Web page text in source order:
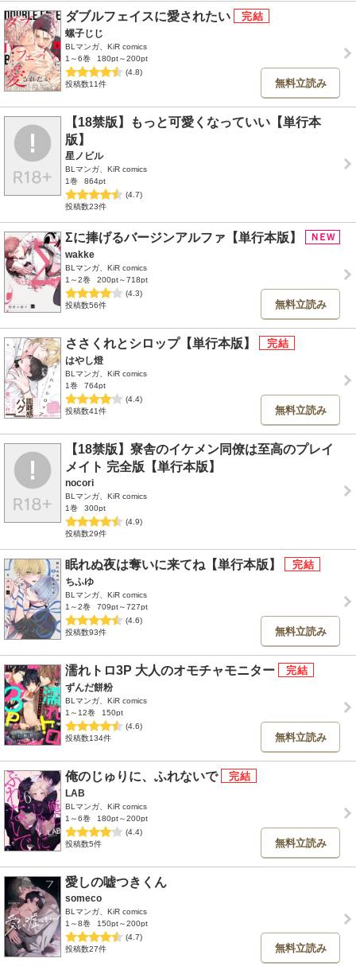
ダブルフェイスに愛されたい
螺子じじ
BLマンガ、KiR comics
1～6巻
180pt～200pt
(4.8)
投稿数11件
無料立読み
【18禁版】もっと可愛くなっていい【単行本
版】
星ノビル
BLマンガ、KiR comics
1巻
864pt
(4.7)
投稿数23件
Σに捧げるバージンアルファ【単行本版】
wakke
BLマンガ、KiR comics
1～2巻
200pt～718pt
(4.3)
投稿数56件
無料立読み
ささくれとシロップ【単行本版】
はやし燈
BLマンガ、KiR comics
1巻
764pt
(4.4)
投稿数41件
無料立読み
【18禁版】寮舎のイケメン同僚は至高のプレイ
メイト 完全版【単行本版】
nocori
BLマンガ、KiR comics
1巻
300pt
(4.9)
投稿数29件
眠れぬ夜は奪いに来てね【単行本版】
ちふゆ
BLマンガ、KiR comics
1～2巻
709pt～727pt
(4.6)
投稿数93件
無料立読み
濡れトロ3P 大人のオモチャモニター
ずんだ餅粉
BLマンガ、KiR comics
1～12巻
150pt
(4.6)
投稿数134件
無料立読み
俺のじゅりに、ふれないで
LAB
BLマンガ、KiR comics
1～6巻
180pt～200pt
(4.4)
投稿数5件
無料立読み
愛しの嘘つきくん
someco
BLマンガ、KiR comics
1～8巻
150pt～200pt
(4.7)
投稿数27件
無料立読み